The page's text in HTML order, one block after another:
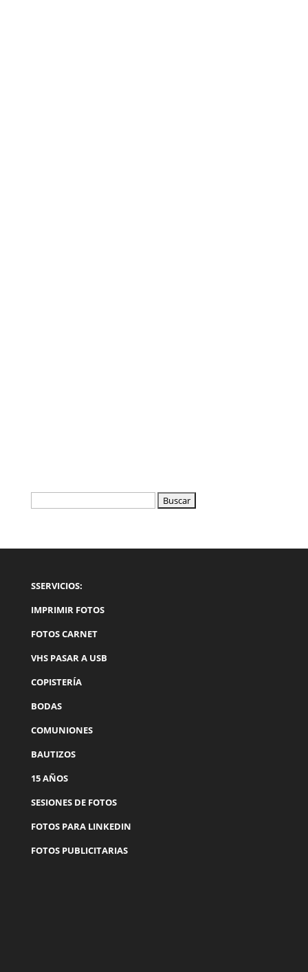
SSERVICIOS:
IMPRIMIR FOTOS
FOTOS CARNET
VHS PASAR A USB
COPISTERÍA
BODAS
COMUNIONES
BAUTIZOS
15 AÑOS
SESIONES DE FOTOS
FOTOS PARA LINKEDIN
FOTOS PUBLICITARIAS